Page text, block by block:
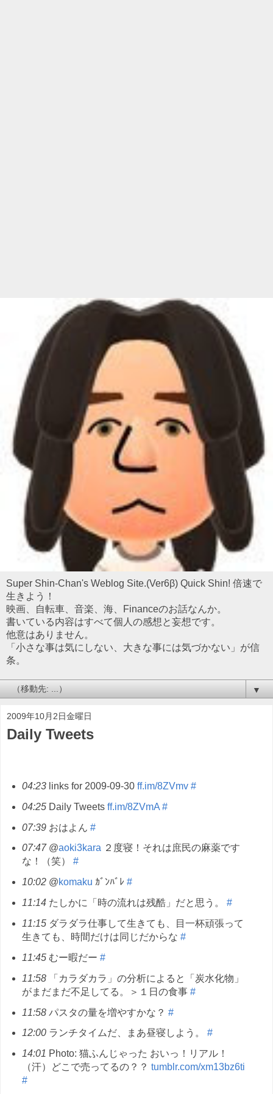
Super Shin-Chan's Weblog Site.(Ver6β) Quick Shin! 倍速で
生きよう！
映画、自転車、音楽、海、Financeのお話なんか。
書いている内容はすべて個人の感想と妄想です。
他意はありません。
「小さな事は気にしない、大きな事には気づかない」が信
条。
▼
2009年10月2日金曜日
Daily Tweets
04:23links for 2009-09-30 ff.im/8ZVmv #
04:25Daily Tweets ff.im/8ZVmA #
07:39おはよん #
07:47@aoki3kara ２度寝！それは庶民の麻薬です
な！（笑） #
10:02@komaku ｶﾞﾝﾊﾞﾚ #
11:14たしかに「時の流れは残酷」だと思う。 #
11:15ダラダラ仕事して生きても、目一杯頑張って
生きても、時間だけは同じだからな #
11:45むー暇だー #
11:58「カラダカラ」の分析によると「炭水化物」
がまだまだ不足してる。＞１日の食事 #
11:58パスタの量を増やすかな？ #
12:00ランチタイムだ、まあ昼寝しよう。 #
14:01 Photo: 猫ふんじゃった おいっ！リアル！
（汗）どこで売ってるの？？ tumblr.com/xm13bz6ti
#